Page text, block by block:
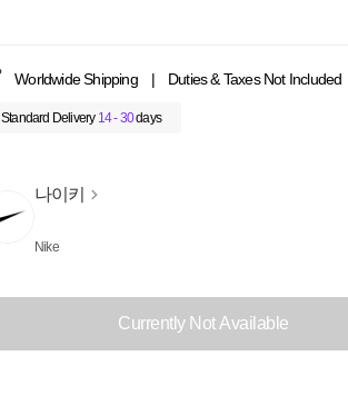
Worldwide Shipping | Duties & Taxes Not Included
Standard Delivery 14 - 30days
나이키
Nike
Currently Not Available